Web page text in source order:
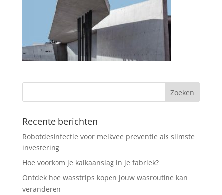
Recente berichten
Robotdesinfectie voor melkvee preventie als slimste
investering
Hoe voorkom je kalkaanslag in je fabriek?
Ontdek hoe wasstrips kopen jouw wasroutine kan
veranderen